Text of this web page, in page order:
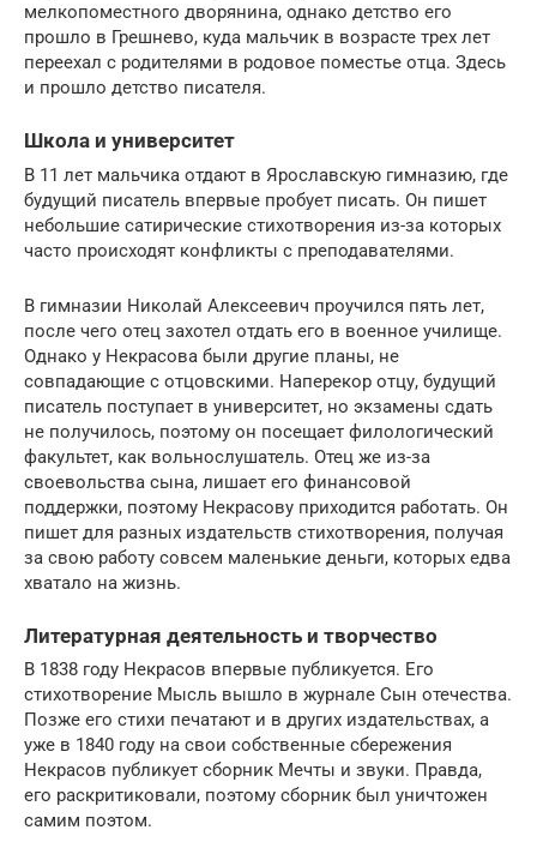
мелкопоместного дворянина, однако детство его
прошло в Грешнево, куда мальчик в возрасте трех лет
переехал с родителями в родовое поместье отца. Здесь
и прошло детство писателя.
Школа и университет
В 11 лет мальчика отдают в Ярославскую гимназию, где
будущий писатель впервые пробует писать. Он пишет
небольшие сатирические стихотворения из-за которых
часто происходят конфликты с преподавателями.
В гимназии Николай Алексеевич проучился пять лет,
после чего отец захотел отдать его в военное училище.
Однако у Некрасова были другие планы, не
совпадающие с отцовскими. Наперекор отцу, будущий
писатель поступает в университет, но экзамены сдать
не получилось, поэтому он посещает филологический
факультет, как вольнослушатель. Отец же из-за
своевольства сына, лишает его финансовой
поддержки, поэтому Некрасову приходится работать. Он
пишет для разных издательств стихотворения, получая
за свою работу совсем маленькие деньги, которых едва
хватало на жизнь.
Литературная деятельность и творчество
В 1838 году Некрасов впервые публикуется. Его
стихотворение Мысль вышло в журнале Сын отечества.
Позже его стихи печатают и в других издательствах, а
уже в 1840 году на свои собственные сбережения
Некрасов публикует сборник Мечты и звуки. Правда,
его раскритиковали, поэтому сборник был уничтожен
самим поэтом.